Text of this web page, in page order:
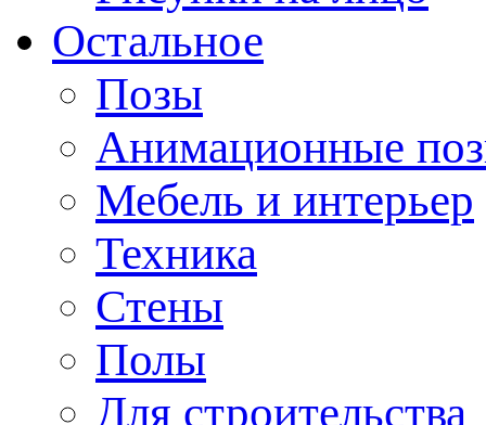
Остальное
Позы
Анимационные
Мебель и интерьер
Техника
Стены
Полы
Для строительства